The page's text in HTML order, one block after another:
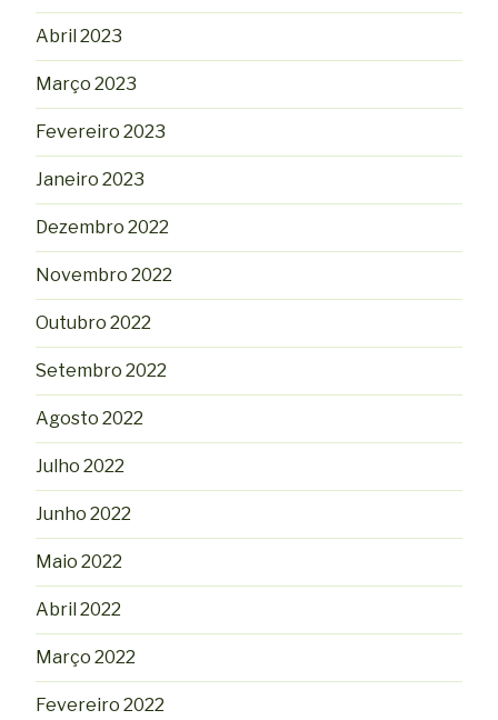
Abril 2023
Março 2023
Fevereiro 2023
Janeiro 2023
Dezembro 2022
Novembro 2022
Outubro 2022
Setembro 2022
Agosto 2022
Julho 2022
Junho 2022
Maio 2022
Abril 2022
Março 2022
Fevereiro 2022